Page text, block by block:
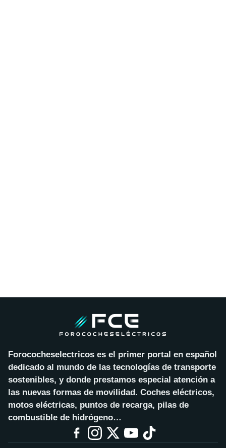
Forococheselectricos es el primer portal en español
dedicado al mundo de las tecnologías de transporte
sostenibles, y donde prestamos especial atención a
las nuevas formas de movilidad. Coches eléctricos,
motos eléctricas, puntos de recarga, pilas de
combustible de hidrógeno…